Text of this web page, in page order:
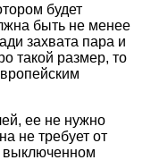
будет
быть не менее
захвата пара и
такой размер, то
ее не нужно
не требует от
выключенном